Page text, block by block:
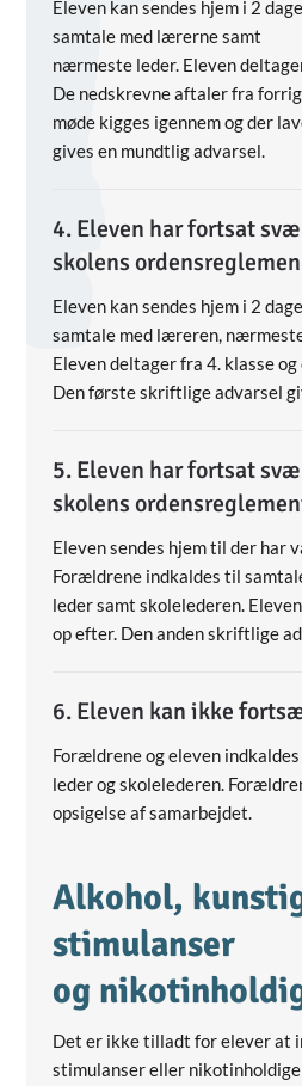
Eleven kan sendes hjem i 2
samtale med lærerne samt
nærmeste leder. Eleven
De nedskrevne aftaler fra
møde kigges igennem og der
gives en mundtlig advarsel.
4. Eleven har fortsat
skolens ordensreglemen
Eleven kan sendes hjem i 2
samtale med læreren,
Eleven deltager fra 4. klasse og
Den første skriftlige advarsel
5. Eleven har fortsat
skolens
Eleven sendes hjem til der har
Forældrene indkaldes til
leder samt skolelederen.
op efter. Den anden skriftlige
6. Eleven kan ikke
Forældrene og eleven
leder og skolelederen.
opsigelse af samarbejdet.
Alkohol,
stimulanser
og
Det er ikke tilladt for elever at
stimulanser eller